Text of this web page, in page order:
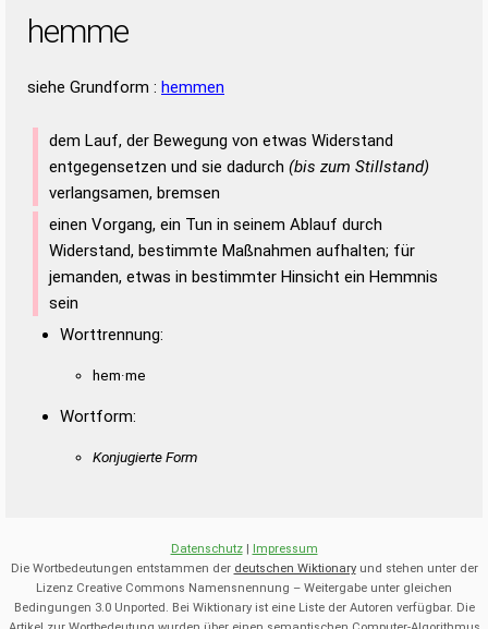
hemme
siehe Grundform : hemmen
dem Lauf, der Bewegung von etwas Widerstand
entgegensetzen und sie dadurch (bis zum Stillstand)
verlangsamen, bremsen
einen Vorgang, ein Tun in seinem Ablauf durch
Widerstand, bestimmte Maßnahmen aufhalten; für
jemanden, etwas in bestimmter Hinsicht ein Hemmnis
sein
Worttrennung:
hem·me
Wortform:
Konjugierte Form
Datenschutz| Impressum
Die Wortbedeutungen entstammen der deutschen Wiktionaryund stehen unter der
Lizenz Creative Commons Namensnennung – Weitergabe unter gleichen
Bedingungen 3.0 Unported. Bei Wiktionary ist eine Liste der Autoren verfügbar. Die